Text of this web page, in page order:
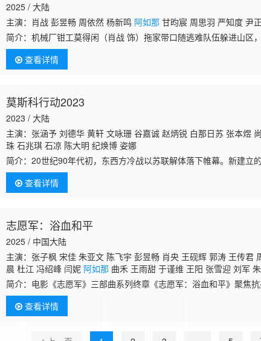
2025 / 大陆
主演：肖战 彭昱畅 周依然 杨新鸣 阿如那 甘昀宸 周思羽 严知度 尹
简介：机械厂钳工莫得闲（肖战 饰）拖家带口随逃难队伍躲进山区
昱畅 饰）及手下在“戈止镇”落脚。然而，莫得闲和妻子夏橙（周依
莫等闲（严知
查看详情
莫斯科行动2023
2023 / 大陆
主演：张涵予 刘德华 黄轩 文咏珊 谷嘉诚 赵炳锐 白那日苏 张本煜
珠 石兆琪 石凉 陈大明 纪焕博 姿娜
简介：20世纪90年代初，东西方冷战以苏联解体落下帷幕。新建立
而产业结构极度不平衡，又导致该国轻工业产品处于极度匮乏的局
国，一群头脑灵
查看详情
志愿军：浴血和平
2025 / 中国大陆
主演：张子枫 宋佳 朱亚文 陈飞宇 彭昱畅 肖央 王砚辉 郭涛 王传君
晨 杜江 冯绍峰 闫妮 阿如那 曲禾 王雨甜 于谨维 王阳 张雪迎 刘军
简介： 电影《志愿军》三部曲系列终章《志愿军：浴血和平》聚焦
议期间“边打边谈”的作战历程。前线战斗血火交锋，谈判桌上唇枪舌
力反击，誓要奉陪到
查看详情